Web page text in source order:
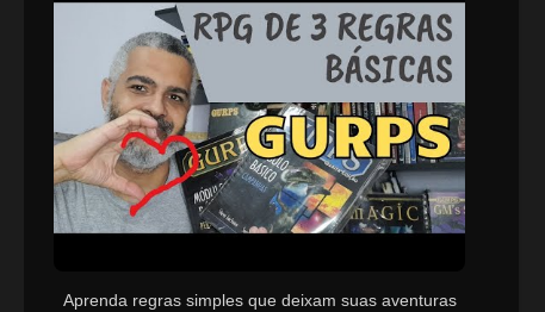
Aprenda regras simples que deixam suas aventuras